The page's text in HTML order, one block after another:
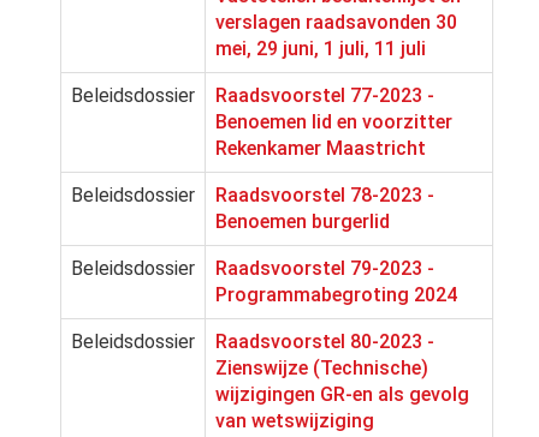
verslagen raadsavonden 30
mei, 29 juni, 1 juli, 11 juli
Beleidsdossier
Raadsvoorstel 77-2023 -
Benoemen lid en voorzitter
Rekenkamer Maastricht
Beleidsdossier
Raadsvoorstel 78-2023 -
Benoemen burgerlid
Beleidsdossier
Raadsvoorstel 79-2023 -
Programmabegroting 2024
Beleidsdossier
Raadsvoorstel 80-2023 -
Zienswijze (Technische)
wijzigingen GR-en als gevolg
van wetswijziging